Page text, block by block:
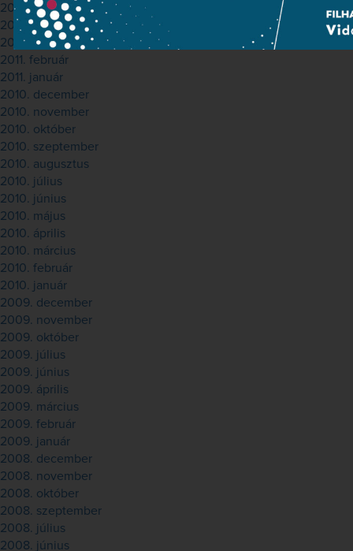
2011. július
2011. május
2011. április
2011. február
2011. január
2010. december
2010. november
2010. október
2010. szeptember
2010. augusztus
2010. július
2010. június
2010. május
2010. április
2010. március
2010. február
2010. január
2009. december
2009. november
2009. október
2009. július
2009. június
2009. április
2009. március
2009. február
2009. január
2008. december
2008. november
2008. október
2008. szeptember
2008. július
2008. június